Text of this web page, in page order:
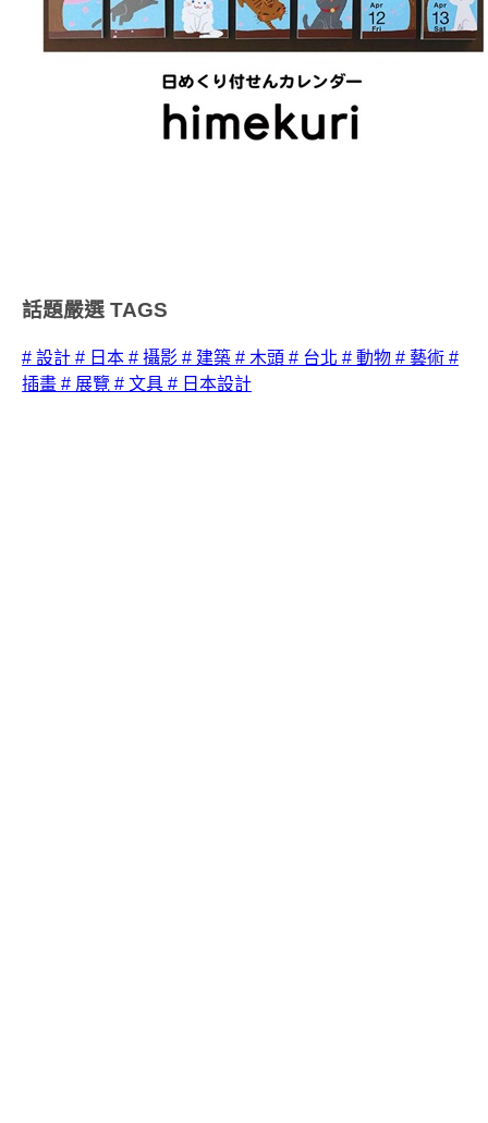
話題嚴選 TAGS
# 設計 # 日本 # 攝影 # 建築 # 木頭 # 台北 # 動物 # 藝術 #
插畫 # 展覽 # 文具 # 日本設計